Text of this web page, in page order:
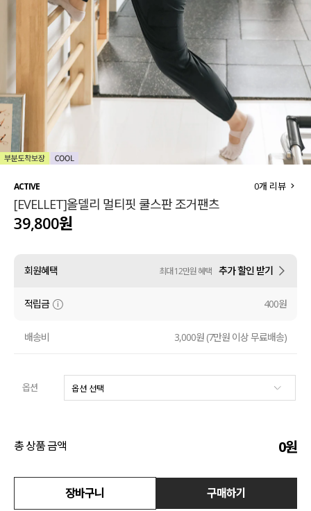
세트할인 ~30%
하객룩
살안타템
110사이즈
티셔츠
셔츠
원피스
니트
니트
블라우스
원피스
언더웨어
ACTIVE
[EVELLET]올델리 멀티핏 쿨스판 조거팬츠
0개 리뷰
39,800원
회원혜택 최대 12만원 혜택 추가 할인 받기
적립금 400원
배송비 3,000원 (7만원 이상 무료배송)
옵션
총 상품 금액 0원
장바구니 구매하기